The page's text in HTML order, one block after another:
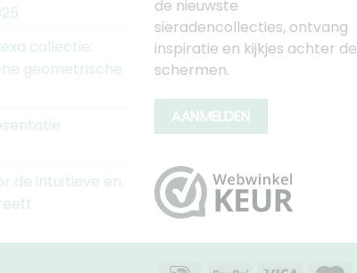
collectie:
geometrische
de intuïtieve en
de nieuwste
sieradencollecties, ontvang
inspiratie en kijkjes achter de
schermen.
AANMELDEN